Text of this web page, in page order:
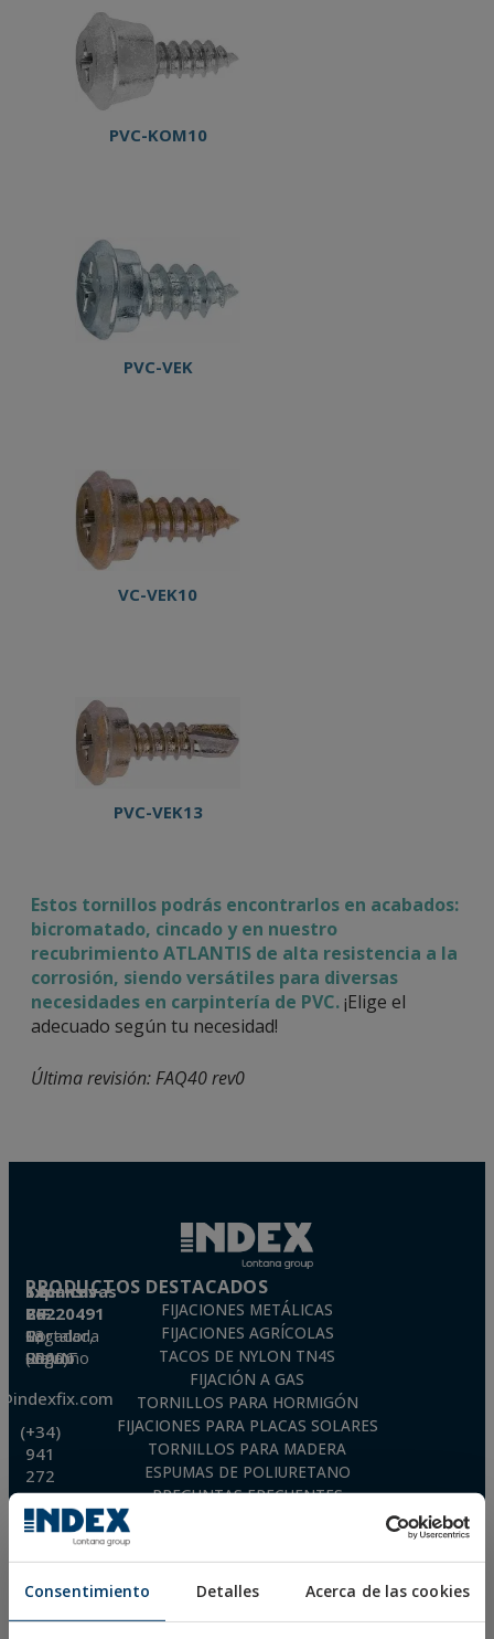
Consentimiento Detalles Acerca de las cookies
PVC-KOM10
PVC-VEK
VC-VEK10
PVC-VEK13
Estos tornillos podrás encontrarlos en acabados:
bicromatado, cincado y en nuestro
recubrimiento ATLANTIS de alta resistencia a la
corrosión, siendo versátiles para diversas
necesidades en carpintería de PVC.¡Elige el
adecuado según tu necesidad!
Última revisión: FAQ40 rev0
Técnicas Expansivas S.L.
CIF: B-26220491
P. I. La Portalada II, C/ Segador, 13
26006 · Logroño (La Rioja) · SPAIN
(+34)
941
272
131
VER
PRODUCTOS DESTACADOS
FIJACIONES METÁLICAS
FIJACIONES AGRÍCOLAS
TACOS DE NYLON TN4S
FIJACIÓN A GAS
TORNILLOS PARA HORMIGÓN
FIJACIONES PARA PLACAS SOLARES
TORNILLOS PARA MADERA
ESPUMAS DE POLIURETANO
PREGUNTAS FRECUENTES